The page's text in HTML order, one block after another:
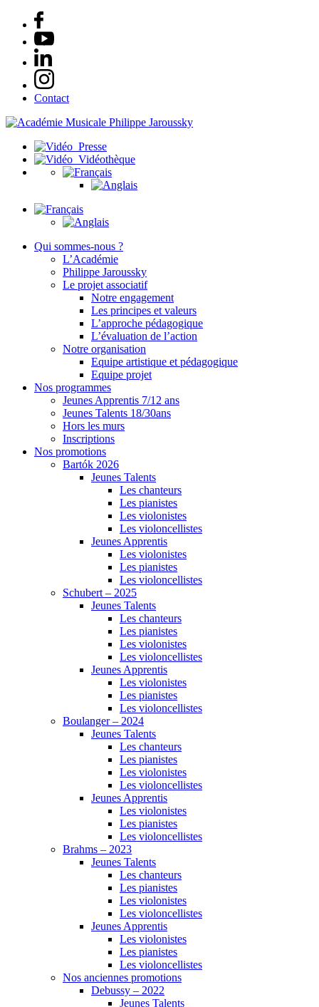
Contact
Presse
Vidéothèque
Qui sommes-nous ?
L’Académie
Philippe Jaroussky
Le projet associatif
Notre engagement
Les principes et valeurs
L’approche pédagogique
L’évaluation de l’action
Notre organisation
Equipe artistique et pédagogique
Equipe projet
Nos programmes
Jeunes Apprentis 7/12 ans
Jeunes Talents 18/30ans
Hors les murs
Inscriptions
Nos promotions
Bartók 2026
Jeunes Talents
Les chanteurs
Les pianistes
Les violonistes
Les violoncellistes
Jeunes Apprentis
Les violonistes
Les pianistes
Les violoncellistes
Schubert – 2025
Jeunes Talents
Les chanteurs
Les pianistes
Les violonistes
Les violoncellistes
Jeunes Apprentis
Les violonistes
Les pianistes
Les violoncellistes
Boulanger – 2024
Jeunes Talents
Les chanteurs
Les pianistes
Les violonistes
Les violoncellistes
Jeunes Apprentis
Les violonistes
Les pianistes
Les violoncellistes
Brahms – 2023
Jeunes Talents
Les chanteurs
Les pianistes
Les violonistes
Les violoncellistes
Jeunes Apprentis
Les violonistes
Les pianistes
Les violoncellistes
Nos anciennes promotions
Debussy – 2022
Jeunes Talents